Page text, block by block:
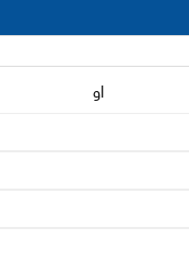
او